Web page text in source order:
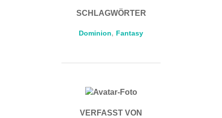
SCHLAGWÖRTER
Dominion, Fantasy
BEITRAGSAUTOR
VERFASST VON